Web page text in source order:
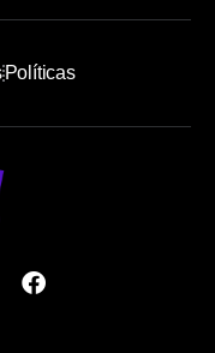
Políticas